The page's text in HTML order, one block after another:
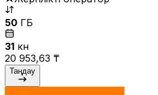
50 ГБ
31 күн
20 953,63 ₸
Таңдау